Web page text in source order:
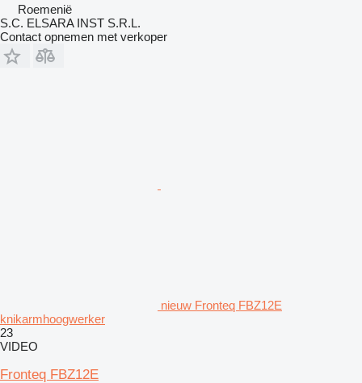
Roemenië
S.C. ELSARA INST S.R.L.
Contact opnemen met verkoper
nieuw Fronteq FBZ12E
knikarmhoogwerker
23
VIDEO
Fronteq FBZ12E